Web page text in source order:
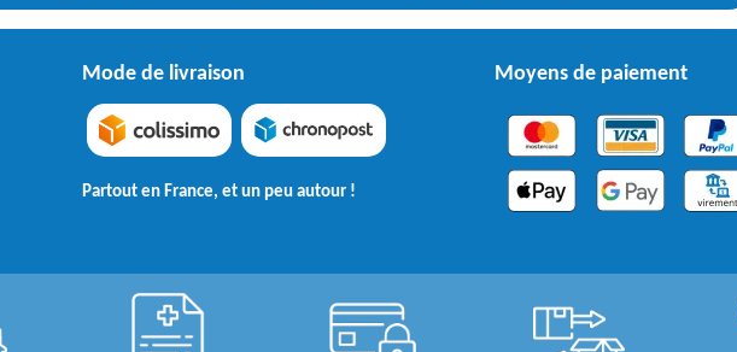
Mode de livraison
Partout en France, et un peu autour !
Moyens de paiement